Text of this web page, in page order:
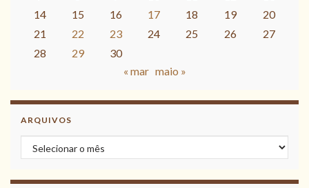
14
15 16 17 18 19
20
21
22 23 24 25 26
27
28
29
30
« mar maio »
ARQUIVOS
Arquivos